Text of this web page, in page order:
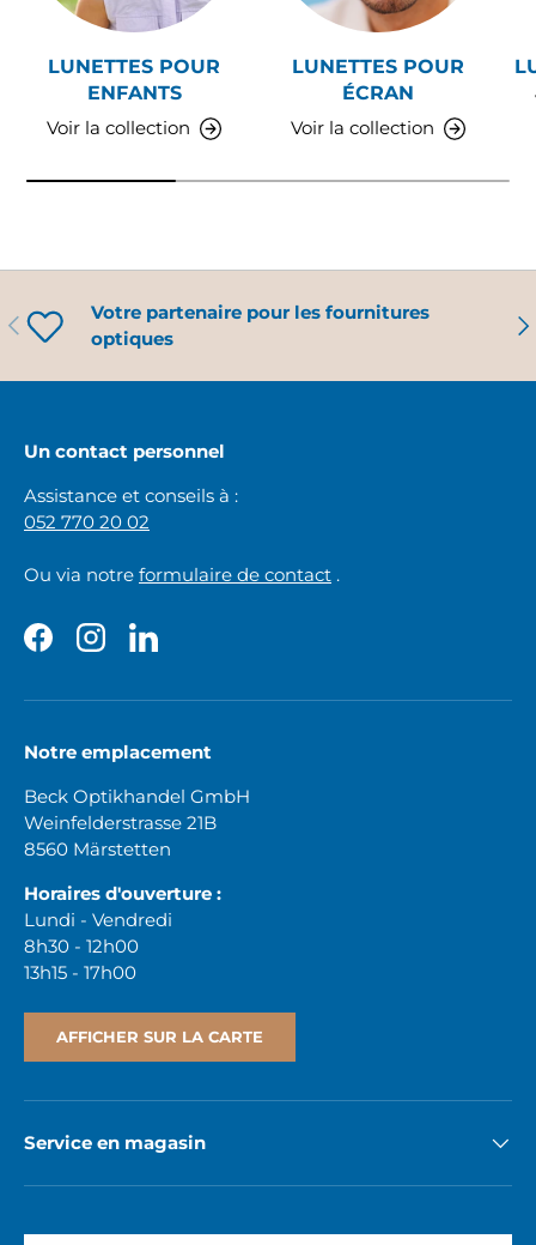
LUNETTES POUR
ENFANTS
Voir la collection
LUNETTES POUR
ÉCRAN
Voir la collection
PRÉCÉDENTVotre partenaire pour les fournitures
optiques
Un contact personnel
Assistance et conseils à :
052 770 20 02
Ou via notre formulaire de contact .
FacebookInstagramLinkedIn
Notre emplacement
Beck Optikhandel GmbH
Weinfelderstrasse 21B
8560 Märstetten
Horaires d'ouverture :
Lundi - Vendredi
8h30 - 12h00
13h15 - 17h00
AFFICHER SUR LA CARTE
Service en magasin